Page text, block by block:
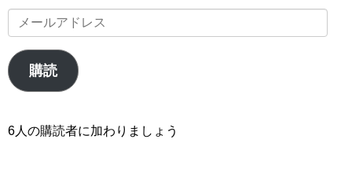
ー
ル
ア
レ
購読
6人の購読者に加わりましょう